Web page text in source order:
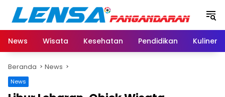
Langsung
konten
News
Wisata Kesehatan Pendidikan Kuliner
Beranda News
News